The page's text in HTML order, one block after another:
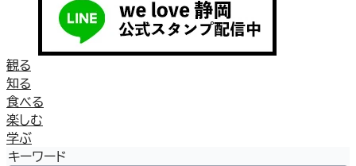
観る
知る
食べる
楽しむ
学ぶ
キーワード